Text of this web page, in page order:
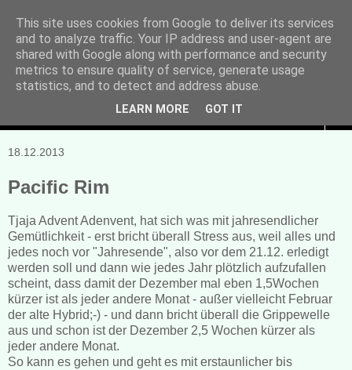
Manuela Sonntag
Bücher, Blogs & mehr
18.12.2013
Pacific Rim
Tjaja Advent Adenvent, hat sich was mit jahresendlicher
Gemütlichkeit - erst bricht überall Stress aus, weil alles und
jedes noch vor "Jahresende", also vor dem 21.12. erledigt
werden soll und dann wie jedes Jahr plötzlich aufzufallen
scheint, dass damit der Dezember mal eben 1,5Wochen
kürzer ist als jeder andere Monat - außer vielleicht Februar
der alte Hybrid;-) - und dann bricht überall die Grippewelle
aus und schon ist der Dezember 2,5 Wochen kürzer als
jeder andere Monat.
So kann es gehen und geht es mit erstaunlicher bis
This site uses cookies from Google to deliver its services
and to analyze traffic. Your IP address and user-agent are
shared with Google along with performance and security
metrics to ensure quality of service, generate usage
statistics, and to detect and address abuse.
LEARN MORE GOT IT